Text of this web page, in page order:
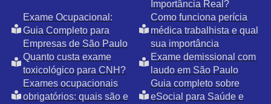
Importância Real?
Exame Ocupacional:
Guia Completo para
Empresas de São Paulo
Como funciona perícia
médica trabalhista e qual
sua importância
Quanto custa exame
toxicológico para CNH?
Exame demissional com
laudo em São Paulo
Exames ocupacionais
obrigatórios: quais são e
Guia completo sobre
eSocial para Saúde e